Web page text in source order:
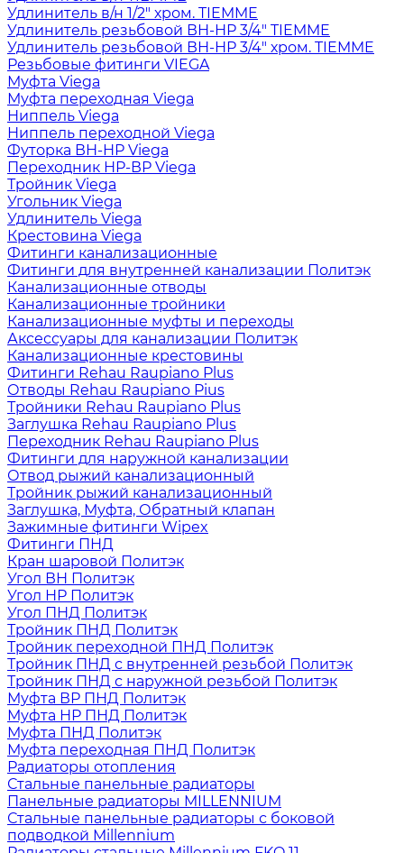
Удлинитель в/н 1/2" хром. TIEMME
Удлинитель резьбовой ВН-НР 3/4" TIEMME
Удлинитель резьбовой ВН-НР 3/4" хром. TIEMME
Резьбовые фитинги VIEGA
Муфта Viega
Муфта переходная Viega
Ниппель Viega
Ниппель переходной Viega
Футорка ВН-НР Viega
Переходник НР-ВР Viega
Тройник Viega
Угольник Viega
Удлинитель Viega
Крестовина Viega
Фитинги канализационные
Фитинги для внутренней канализации Политэк
Канализационные отводы
Канализационные тройники
Канализационные муфты и переходы
Аксессуары для канализации Политэк
Канализационные крестовины
Фитинги Rehau Raupiano Plus
Отводы Rehau Raupiano Pius
Тройники Rehau Raupiano Plus
Заглушка Rehau Raupiano Plus
Переходник Rehau Raupiano Plus
Фитинги для наружной канализации
Отвод рыжий канализационный
Тройник рыжий канализационный
Заглушка, Муфта, Обратный клапан
Зажимные фитинги Wipex
Фитинги ПНД
Кран шаровой Политэк
Угол ВН Политэк
Угол НР Политэк
Угол ПНД Политэк
Тройник ПНД Политэк
Тройник переходной ПНД Политэк
Тройник ПНД с внутренней резьбой Политэк
Тройник ПНД с наружной резьбой Политэк
Муфта ВР ПНД Политэк
Муфта НР ПНД Политэк
Муфта ПНД Политэк
Муфта переходная ПНД Политэк
Радиаторы отопления
Стальные панельные радиаторы
Панельные радиаторы MILLENNIUM
Стальные панельные радиаторы с боковой
подводкой Millennium